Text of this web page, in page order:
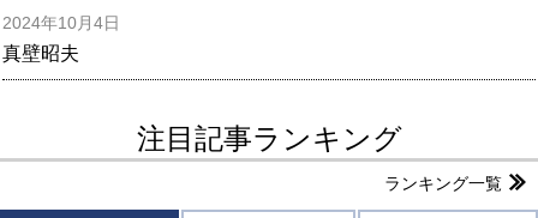
2024年10月4日
真壁昭夫
注目記事ランキング
ランキング一覧